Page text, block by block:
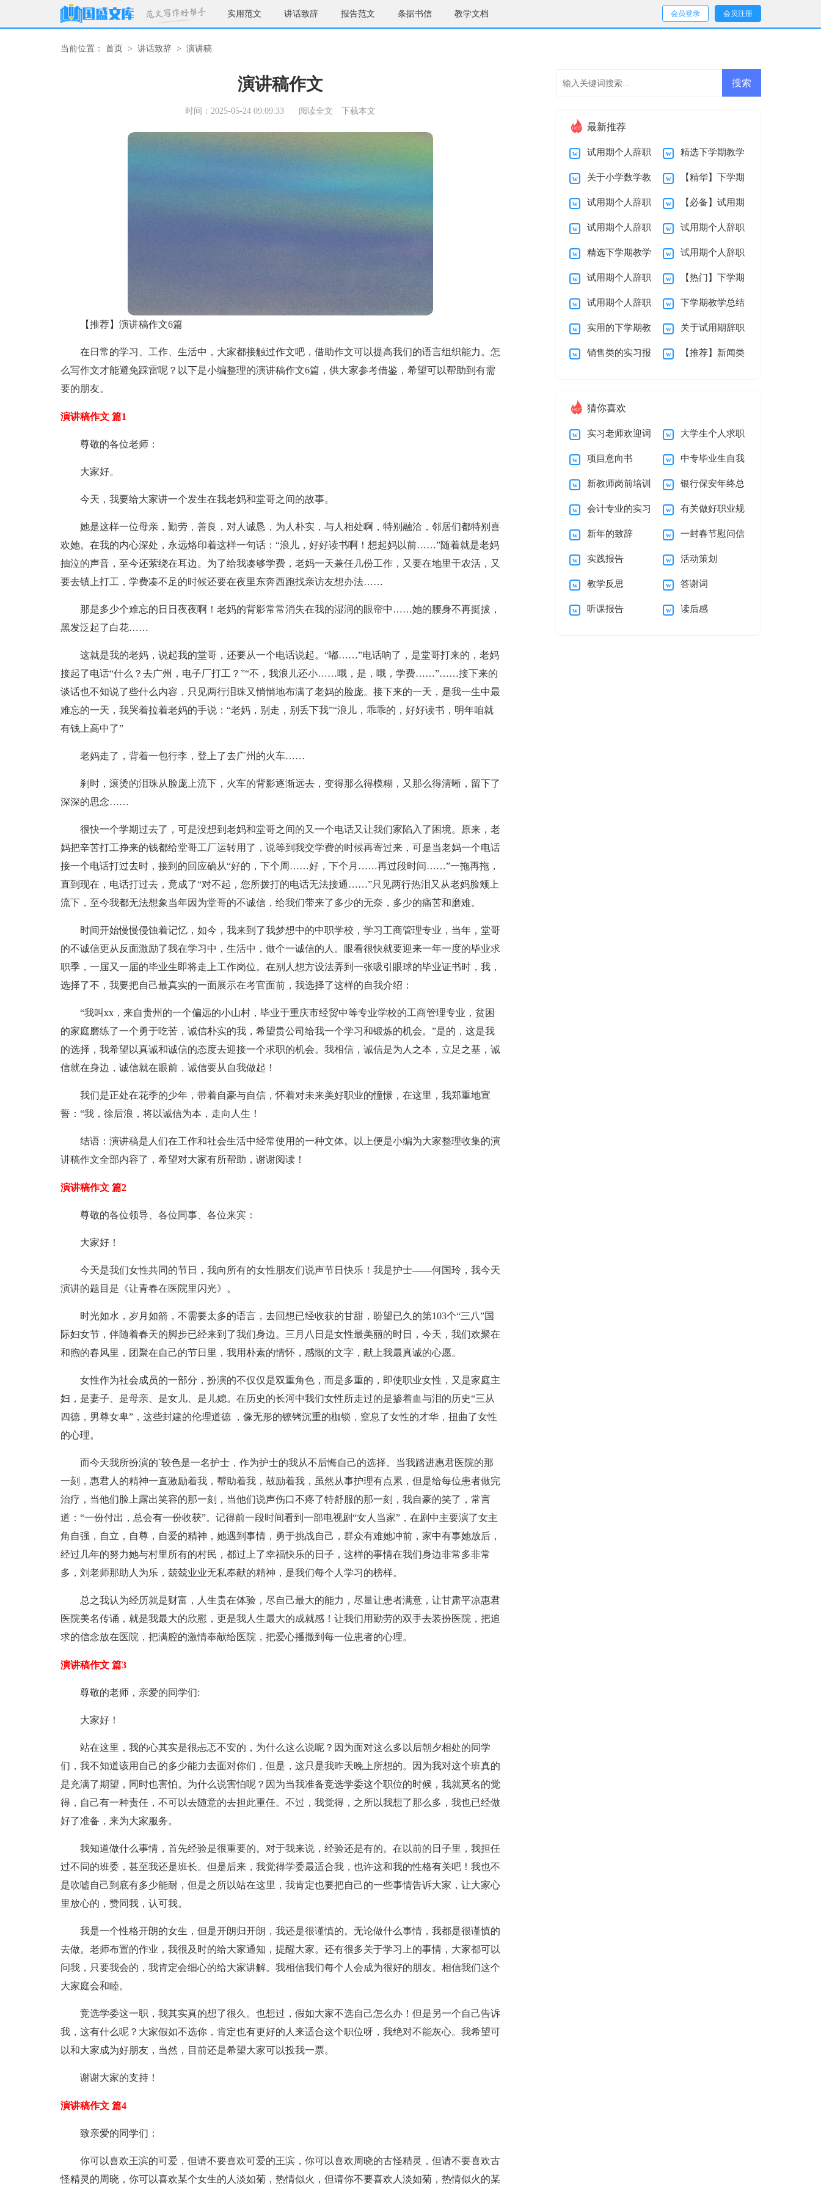
实用范文 讲话致辞 报告范文 条据书信 教学文档 会员登录 会员注册
当前位置： 首页 > 讲话致辞 > 演讲稿
演讲稿作文
时间：2025-05-24 09:09:33 阅读全文 下载本文
【推荐】演讲稿作文6篇
在日常的学习、工作、生活中，大家都接触过作文吧，借助作文可以提高我们的语言组织能力。怎
么写作文才能避免踩雷呢？以下是小编整理的演讲稿作文6篇，供大家参考借鉴，希望可以帮助到有需
要的朋友。
演讲稿作文 篇1
尊敬的各位老师：
大家好。
今天，我要给大家讲一个发生在我老妈和堂哥之间的故事。
她是这样一位母亲，勤劳，善良，对人诚恳，为人朴实，与人相处啊，特别融洽，邻居们都特别喜
欢她。在我的内心深处，永远烙印着这样一句话：“浪儿，好好读书啊！想起妈以前……”随着就是老妈
抽泣的声音，至今还萦绕在耳边。为了给我凑够学费，老妈一天兼任几份工作，又要在地里干农活，又
要去镇上打工，学费凑不足的时候还要在夜里东奔西跑找亲访友想办法……
那是多少个难忘的日日夜夜啊！老妈的背影常常消失在我的湿润的眼帘中……她的腰身不再挺拔，
黑发泛起了白花……
这就是我的老妈，说起我的堂哥，还要从一个电话说起。“嘟……”电话响了，是堂哥打来的，老妈
接起了电话“什么？去广州，电子厂打工？”“不，我浪儿还小……哦，是，哦，学费……”……接下来的
谈话也不知说了些什么内容，只见两行泪珠又悄悄地布满了老妈的脸庞。接下来的一天，是我一生中最
难忘的一天，我哭着拉着老妈的手说：“老妈，别走，别丢下我”“浪儿，乖乖的，好好读书，明年咱就
有钱上高中了”
老妈走了，背着一包行李，登上了去广州的火车……
刹时，滚烫的泪珠从脸庞上流下，火车的背影逐渐远去，变得那么得模糊，又那么得清晰，留下了
深深的思念……
很快一个学期过去了，可是没想到老妈和堂哥之间的又一个电话又让我们家陷入了困境。原来，老
妈把辛苦打工挣来的钱都给堂哥工厂运转用了，说等到我交学费的时候再寄过来，可是当老妈一个电话
接一个电话打过去时，接到的回应确从“好的，下个周……好，下个月……再过段时间……”一拖再拖，
直到现在，电话打过去，竟成了“对不起，您所拨打的电话无法接通……”只见两行热泪又从老妈脸颊上
流下，至今我都无法想象当年因为堂哥的不诚信，给我们带来了多少的无奈，多少的痛苦和磨难。
时间开始慢慢侵蚀着记忆，如今，我来到了我梦想中的中职学校，学习工商管理专业，当年，堂哥
的不诚信更从反面激励了我在学习中，生活中，做个一诚信的人。眼看很快就要迎来一年一度的毕业求
职季，一届又一届的毕业生即将走上工作岗位。在别人想方设法弄到一张吸引眼球的毕业证书时，我，
选择了不，我要把自己最真实的一面展示在考官面前，我选择了这样的自我介绍：
“我叫xx，来自贵州的一个偏远的小山村，毕业于重庆市经贸中等专业学校的工商管理专业，贫困
的家庭磨练了一个勇于吃苦，诚信朴实的我，希望贵公司给我一个学习和锻炼的机会。”是的，这是我
的选择，我希望以真诚和诚信的态度去迎接一个求职的机会。我相信，诚信是为人之本，立足之基，诚
信就在身边，诚信就在眼前，诚信要从自我做起！
我们是正处在花季的少年，带着自豪与自信，怀着对未来美好职业的憧憬，在这里，我郑重地宣
誓：“我，徐后浪，将以诚信为本，走向人生！
结语：演讲稿是人们在工作和社会生活中经常使用的一种文体。以上便是小编为大家整理收集的演
讲稿作文全部内容了，希望对大家有所帮助，谢谢阅读！
演讲稿作文 篇2
尊敬的各位领导、各位同事、各位来宾：
大家好！
今天是我们女性共同的节日，我向所有的女性朋友们说声节日快乐！我是护士——何国玲，我今天
演讲的题目是《让青春在医院里闪光》。
时光如水，岁月如箭，不需要太多的语言，去回想已经收获的甘甜，盼望已久的第103个“三八”国
际妇女节，伴随着春天的脚步已经来到了我们身边。三月八日是女性最美丽的时日，今天，我们欢聚在
和煦的春风里，团聚在自己的节日里，我用朴素的情怀，感慨的文字，献上我最真诚的心愿。
女性作为社会成员的一部分，扮演的不仅仅是双重角色，而是多重的，即使职业女性，又是家庭主
妇，是妻子、是母亲、是女儿、是儿媳。在历史的长河中我们女性所走过的是掺着血与泪的历史“三从
四德，男尊女卑”，这些封建的伦理道德 ，像无形的镣铐沉重的枷锁，窒息了女性的才华，扭曲了女性
的心理。
而今天我所扮演的`较色是一名护士，作为护士的我从不后悔自己的选择。当我踏进惠君医院的那
一刻，惠君人的精神一直激励着我，帮助着我，鼓励着我，虽然从事护理有点累，但是给每位患者做完
治疗，当他们脸上露出笑容的那一刻，当他们说声伤口不疼了特舒服的那一刻，我自豪的笑了，常言
道：“一份付出，总会有一份收获”。记得前一段时间看到一部电视剧“女人当家”，在剧中主要演了女主
角自强，自立，自尊，自爱的精神，她遇到事情，勇于挑战自己，群众有难她冲前，家中有事她放后，
经过几年的努力她与村里所有的村民，都过上了幸福快乐的日子，这样的事情在我们身边非常多非常
多，刘老师那助人为乐，兢兢业业无私奉献的精神，是我们每个人学习的榜样。
总之我认为经历就是财富，人生贵在体验，尽自己最大的能力，尽量让患者满意，让甘肃平凉惠君
医院美名传诵，就是我最大的欣慰，更是我人生最大的成就感！让我们用勤劳的双手去装扮医院，把追
求的信念放在医院，把满腔的激情奉献给医院，把爱心播撒到每一位患者的心理。
演讲稿作文 篇3
尊敬的老师，亲爱的同学们:
大家好！
站在这里，我的心其实是很忐忑不安的，为什么这么说呢？因为面对这么多以后朝夕相处的同学
们，我不知道该用自己的多少能力去面对你们，但是，这只是我昨天晚上所想的。因为我对这个班真的
是充满了期望，同时也害怕。为什么说害怕呢？因为当我准备竞选学委这个职位的时候，我就莫名的觉
得，自己有一种责任，不可以去随意的去担此重任。不过，我觉得，之所以我想了那么多，我也已经做
好了准备，来为大家服务。
我知道做什么事情，首先经验是很重要的。对于我来说，经验还是有的。在以前的日子里，我担任
过不同的班委，甚至我还是班长。但是后来，我觉得学委最适合我，也许这和我的性格有关吧！我也不
是吹嘘自己到底有多少能耐，但是之所以站在这里，我肯定也要把自己的一些事情告诉大家，让大家心
里放心的，赞同我，认可我。
我是一个性格开朗的女生，但是开朗归开朗，我还是很谨慎的。无论做什么事情，我都是很谨慎的
去做。老师布置的作业，我很及时的给大家通知，提醒大家。还有很多关于学习上的事情，大家都可以
问我，只要我会的，我肯定会细心的给大家讲解。我相信我们每个人会成为很好的朋友。相信我们这个
大家庭会和睦。
竞选学委这一职，我其实真的想了很久。也想过，假如大家不选自己怎么办！但是另一个自己告诉
我，这有什么呢？大家假如不选你，肯定也有更好的人来适合这个职位呀，我绝对不能灰心。我希望可
以和大家成为好朋友，当然，目前还是希望大家可以投我一票。
谢谢大家的支持！
演讲稿作文 篇4
致亲爱的同学们：
你可以喜欢王滨的可爱，但请不要喜欢可爱的王滨，你可以喜欢周晓的古怪精灵，但请不要喜欢古
怪精灵的周晓，你可以喜欢某个女生的人淡如菊，热情似火，但请你不要喜欢人淡如菊，热情似火的某
最新推荐
试用期个人辞职
报告汇总九篇
精选下学期教学
总结三篇
关于小学数学教
学总结范文汇总8篇
【精华】下学期
教学总结九篇
试用期个人辞职
报告范文汇总九篇
【必备】试用期
个人辞职报告4篇
试用期个人辞职
报告范文汇总5篇
试用期个人辞职
报告范文汇总7篇
精选下学期教学
总结范文锦集十篇
试用期个人辞职
报告范文锦集5篇
试用期个人辞职
报告范文锦集8篇
【热门】下学期
教学总结3篇
试用期个人辞职
报告范文锦集7篇
下学期教学总结
九篇
实用的下学期教
学总结范文锦集6篇
关于试用期辞职
报告范文锦集5篇
销售类的实习报 【推荐】新闻类
猜你喜欢
实习老师欢迎词 大学生个人求职
简历自我介绍
项目意向书 中专毕业生自我
鉴定
新教师岗前培训
心得体会15篇
银行保安年终总
结
会计专业的实习
报告汇总6篇
有关做好职业规
划范文汇编5篇
新年的致辞 一封春节慰问信
15篇
实践报告 活动策划
教学反思 答谢词
听课报告 读后感